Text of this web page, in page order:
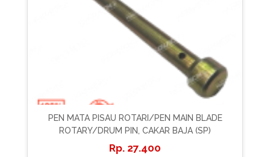
PEN MATA PISAU ROTARI/PEN MAIN BLADE
ROTARY/DRUM PIN, CAKAR BAJA (SP)
27.400